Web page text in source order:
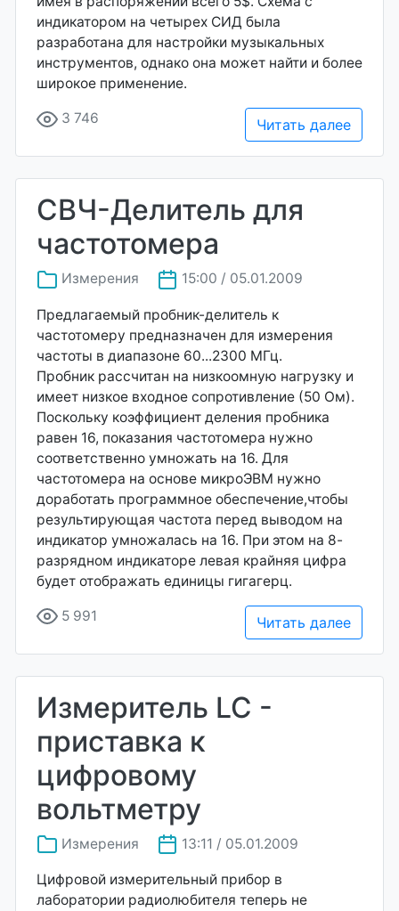
индикатором на четырех СИД была
разработана для настройки музыкальных
инструментов, однако она может найти и более
широкое применение.
3 746 Читать далее
СВЧ-Делитель для
частотомера
Измерения 15:00 / 05.01.2009
Предлагаемый пробник-делитель к
частотомеру предназначен для измерения
частоты в диапазоне 60...2300 МГц.
Пробник рассчитан на низкоомную нагрузку и
имеет низкое входное сопротивление (50 Ом).
Поскольку коэффициент деления пробника
равен 16, показания частотомера нужно
соответственно умножать на 16. Для
частотомера на основе микроЭВМ нужно
доработать программное обеспечение,чтобы
результирующая частота перед выводом на
индикатор умножалась на 16. При этом на 8-
разрядном индикаторе левая крайняя цифра
будет отображать единицы гигагерц.
5 991 Читать далее
Измеритель LC -
приставка к
цифровому
вольтметру
Измерения 13:11 / 05.01.2009
Цифровой измерительный прибор в
лаборатории радиолюбителя теперь не